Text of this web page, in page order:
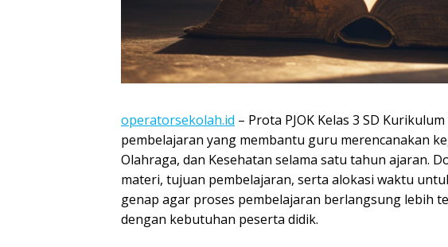
operatorsekolah.id – Prota PJOK Kelas 3 SD
pembelajaran yang membantu guru merencanakan
Olahraga, dan Kesehatan selama satu tahun ajaran.
materi, tujuan pembelajaran, serta alokasi waktu
genap agar proses pembelajaran berlangsung lebih
dengan kebutuhan peserta didik.